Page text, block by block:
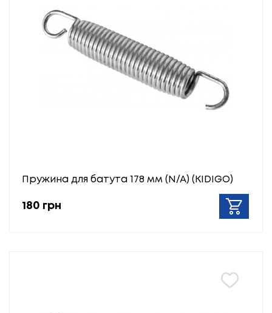
Пружина для батута 178 мм (N/A) (KIDIGO)
180 грн